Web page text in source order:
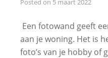
Een fotowand geeft
aan je woning. Het is
foto’s van je hobby of